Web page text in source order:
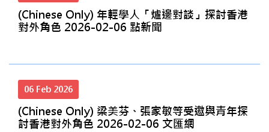
(Chinese Only) 年輕學人「爐邊對談」探討香港
對外角色 2026-02-06 點新聞
06 Feb 2026
(Chinese Only) 梁美芬、張家敏等受邀與青年探
討香港對外角色 2026-02-06 文匯網